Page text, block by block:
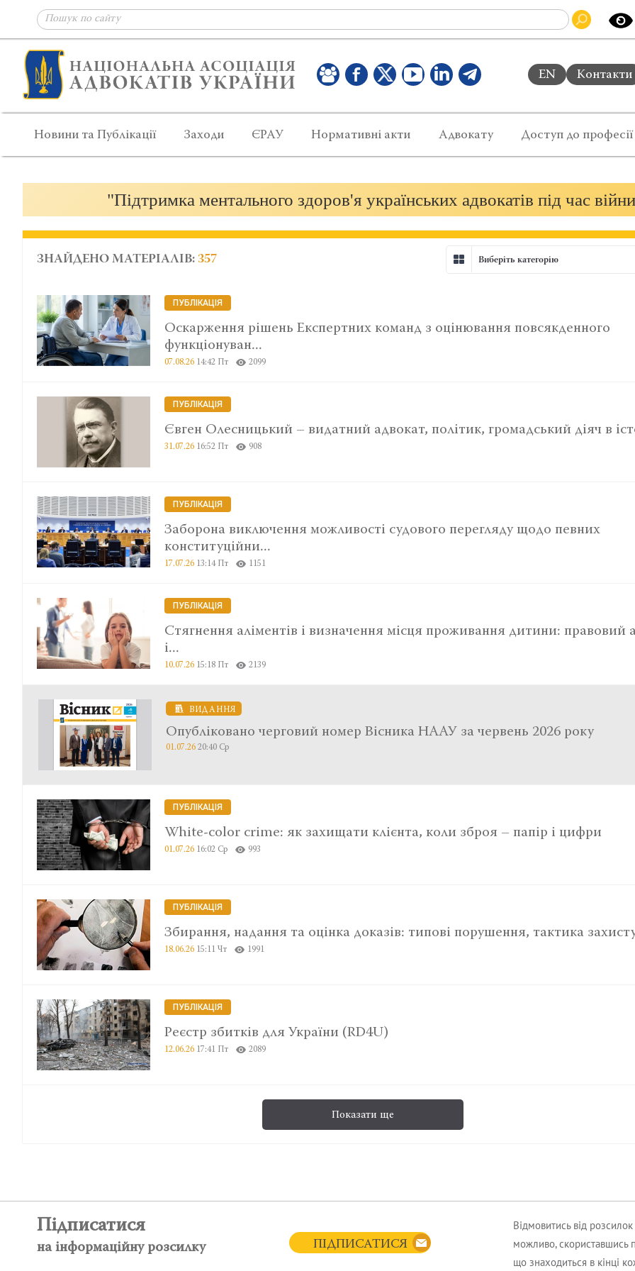
EN Контакти
Новини та Публікації Заходи ЄРАУ Нормативні акти Адвокату Доступ до професії
"Підтримка ментального здоров'я українських адвокатів під час
ЗНАЙДЕНО МАТЕРІАЛІВ: 357 Виберіть категорію
ПУБЛІКАЦІЯ
Оскарження рішень Експертних команд з оцінювання повсякденного
функціонуван...
07.08.26 14:42 Пт 2099
ПУБЛІКАЦІЯ
Євген Олесницький – видатний адвокат, політик, громадський діяч в
31.07.26 16:52 Пт 908
ПУБЛІКАЦІЯ
Заборона виключення можливості судового перегляду щодо певних
конституційни...
17.07.26 13:14 Пт 1151
ПУБЛІКАЦІЯ
Стягнення аліментів і визначення місця проживання дитини: правовий
і...
10.07.26 15:18 Пт 2139
ВИДАННЯ
Опубліковано черговий номер Вісника НААУ за червень 2026 року
01.07.26 20:40 Ср
ПУБЛІКАЦІЯ
White-color crime: як захищати клієнта, коли зброя – папір і цифри
01.07.26 16:02 Ср 993
ПУБЛІКАЦІЯ
Збирання, надання та оцінка доказів: типові порушення, тактика
18.06.26 15:11 Чт 1991
ПУБЛІКАЦІЯ
Реєстр збитків для України (RD4U)
12.06.26 17:41 Пт 2089
Показати ще
Підписатися
на інформаційну розсилку ПІДПИСАТИСЯ
Відмовитись від
можливо, скориставшись
що знаходиться в кінці